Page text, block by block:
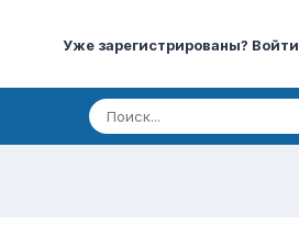
Уже зарегистрированы? Войти